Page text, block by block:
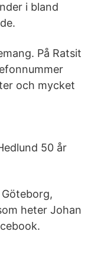
i bland
På Ratsit
och mycket
50 år
heter Johan